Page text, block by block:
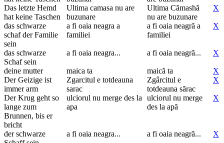
Das letzte Hemd
hat keine Taschen
Ultima camasa nu are
buzunare
Ultima Cămashă
nu are buzunare
X
das schwarze
schaf der Familie
sein
a fi oaia neagra a
familiei
a fi oaia neagră a
familiei
X
das schwarze
Schaf sein
a fi oaia neagra... a fi oaia neagră... X
deine mutter maica ta maică ta
X
Der Geizige ist
immer arm
Zgarcitul e totdeauna
sarac
Zgârcitul e
totdeauna sărac
X
Der Krug geht so
lange zum
Brunnen, bis er
bricht
ulciorul nu merge des la
apa
ulciorul nu merge
des la apă
X
der schwarze
a fi oaia neagra... a fi oaia neagră... X